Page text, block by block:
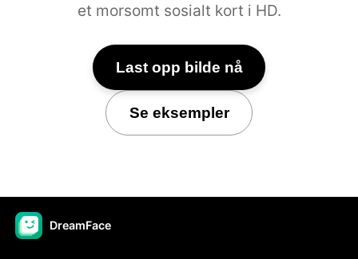
et morsomt sosialt kort i HD.
Last opp bilde nå
Se eksempler
DreamFace